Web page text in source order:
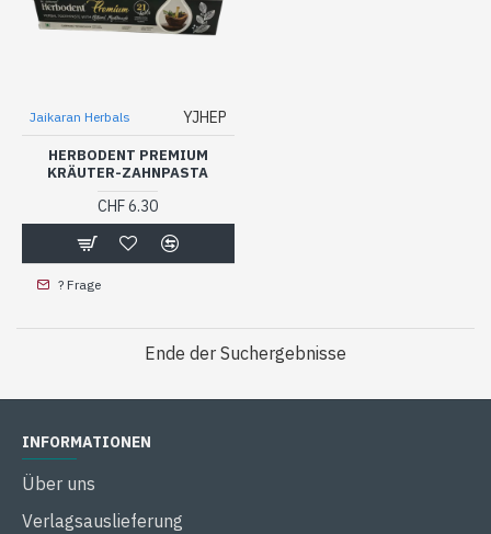
Jaikaran Herbals YJHEP
HERBODENT PREMIUM
KRÄUTER-ZAHNPASTA
CHF 6.30
? Frage
Ende der Suchergebnisse
INFORMATIONEN
Über uns
Verlagsauslieferung